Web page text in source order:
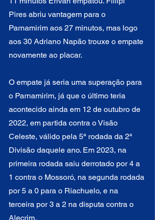
Pires abriu vantagem para o
Parnamirim aos 27 minutos, mas logo
aos 30 Adriano Napão trouxe o empate
novamente ao placar.
O empate já seria uma superação para
o Parnamirim, já que o último teria
acontecido ainda em 12 de outubro de
2022, em partida contra o Visão
Celeste, válido pela 5ª rodada da 2ª
Divisão daquele ano. Em 2023, na
primeira rodada saiu derrotado por 4 a
1 contra o Mossoró, na segunda rodada
por 5 a 0 para o Riachuelo, e na
terceira por 3 a 2 na disputa contra o
Alecrim.